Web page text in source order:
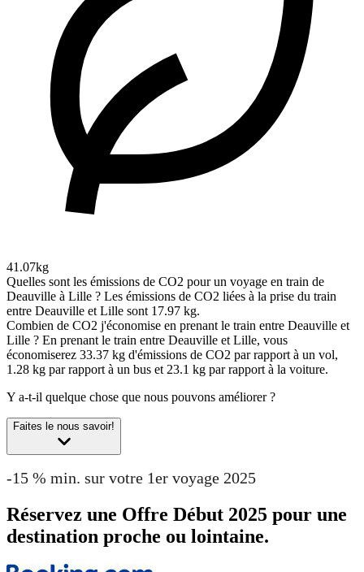
41.07kg
Quelles sont les émissions de CO2 pour un voyage en train de
Deauville à Lille ? Les émissions de CO2 liées à la prise du train
entre Deauville et Lille sont 17.97 kg.
Combien de CO2 j'économise en prenant le train entre Deauville et
Lille ? En prenant le train entre Deauville et Lille, vous
économiserez 33.37 kg d'émissions de CO2 par rapport à un vol,
1.28 kg par rapport à un bus et 23.1 kg par rapport à la voiture.
Y a-t-il quelque chose que nous pouvons améliorer ?
Faites le nous savoir!
-15 % min. sur votre 1er voyage 2025
Réservez une Offre Début 2025 pour une
destination proche ou lointaine.